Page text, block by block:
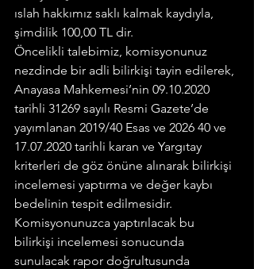
ıslah hakkımız saklı kalmak kaydıyla,
şimdilik 100,00 TL dir.
Öncelikli talebimiz, komisyonunuz
nezdinde bir adli bilirkişi tayin edilerek,
Anayasa Mahkemesi’nin 09.10.2020
tarihli 31269 sayılı Resmi Gazete’de
yayımlanan 2019/40 Esas ve 2026 40 ve
17.07.2020 tarihli karan ve Yargıtay
kriterleri de göz önüne alınarak bilirkişi
incelemesi yaptırma ve değer kaybı
bedelinin tespit edilmesidir.
Komisyonunuzca yaptırılacak bu
bilirkişi incelemesi sonucunda
sunulacak rapor doğrultusunda